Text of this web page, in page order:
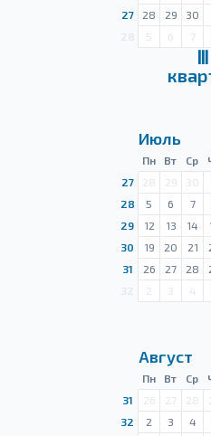
27
28 29 30
5 6 7
Ⅲ
Июль
Пн Вт Ср
27
28 29 30
28
5 6 7
29
12 13 14
30
19 20 21
31
26 27 28
2 3 4
Август
Пн Вт Ср
31
26 27 28
32
2 3 4